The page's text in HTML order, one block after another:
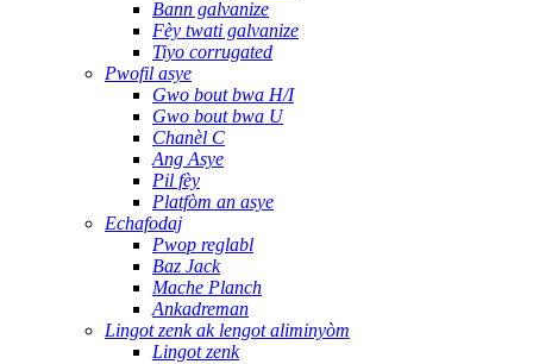
Bann galvanize
Fèy twati galvanize
Tiyo corrugated
Pwofil asye
Gwo bout bwa H/I
Gwo bout bwa U
Chanèl C
Ang Asye
Pil fèy
Platfòm an asye
Echafodaj
Pwop reglabl
Baz Jack
Mache Planch
Ankadreman
Lingot zenk ak lengot aliminyòm
Lingot zenk